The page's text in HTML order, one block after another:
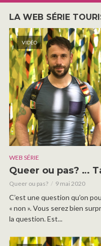
LA WEB SÉRIE
VIDÉO
WEB SÉRIE
Queer ou pas? …
Queer ou pas? 9 mai 2020
C’est une question qu’on
« non ». Vous serez bien
la question. Est...